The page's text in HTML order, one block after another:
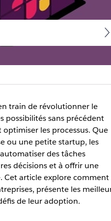
pour
et optimiser l'expérience
train de révolutionner le
possibilités sans précédent
les processus. Que
ou une petite startup, les
des tâches
décisions et à offrir une
Cet article explore comment
présente les
de leur adoption.